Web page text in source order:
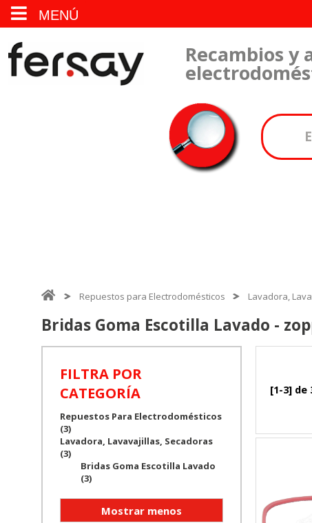
MENÚ
Recambios y
Repuestos para Electrodomésticos Lavadora,
Bridas Goma Escotilla Lavado -
FILTRA POR
CATEGORÍA
Repuestos Para Electrodomésticos
(3)
Lavadora, Lavavajillas, Secadoras
(3)
Bridas Goma Escotilla Lavado
(3)
[1-3] de